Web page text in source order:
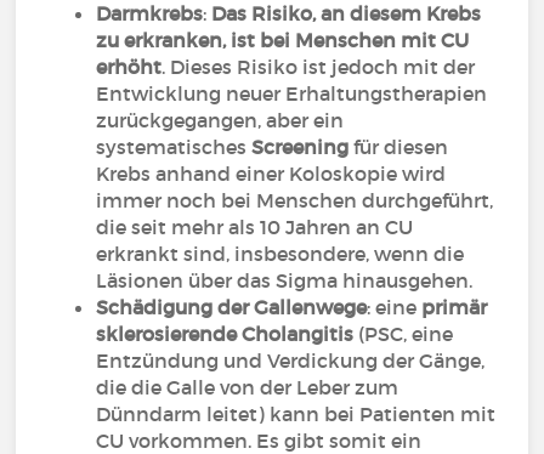
Darmkrebs: Das Risiko, an diesem Krebs
zu erkranken, ist bei Menschen mit CU
erhöht. Dieses Risiko ist jedoch mit der
Entwicklung neuer Erhaltungstherapien
zurückgegangen, aber ein
systematisches Screening für diesen
Krebs anhand einer Koloskopie wird
immer noch bei Menschen durchgeführt,
die seit mehr als 10 Jahren an CU
erkrankt sind, insbesondere, wenn die
Läsionen über das Sigma hinausgehen.
Schädigung der Gallenwege: eine primär
sklerosierende Cholangitis (PSC, eine
Entzündung und Verdickung der Gänge,
die die Galle von der Leber zum
Dünndarm leitet) kann bei Patienten mit
CU vorkommen. Es gibt somit ein